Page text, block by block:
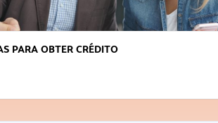
A DIFERENÇA: SEJA SUSTENTÁVEL, SEJA